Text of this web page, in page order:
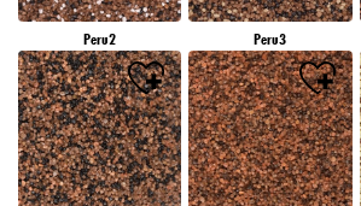
Peru2 Peru3